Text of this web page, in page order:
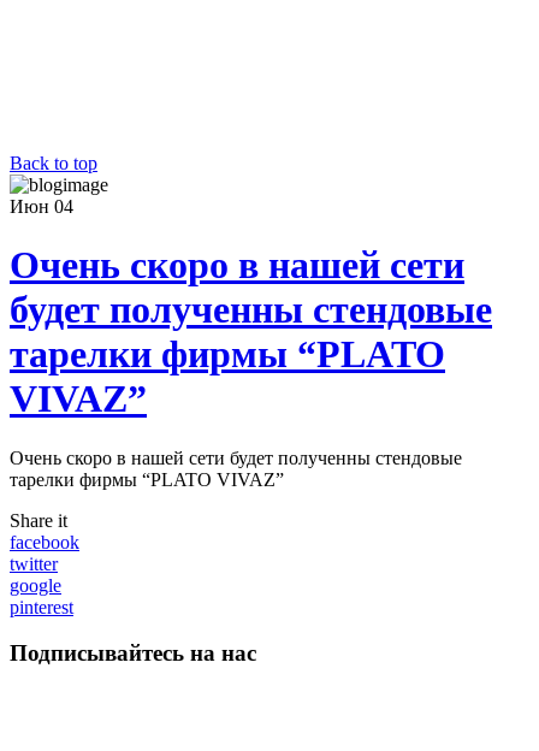
Back to top
Июн 04
Очень скоро в нашей сети
будет полученны стендовые
тарелки фирмы “PLATO
VIVAZ”
Очень скоро в нашей сети будет полученны стендовые
тарелки фирмы “PLATO VIVAZ”
Share it
facebook
twitter
google
pinterest
Подписывайтесь на нас